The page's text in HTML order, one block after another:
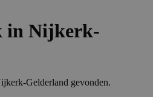
in Nijkerk-
Gelderland gevonden.